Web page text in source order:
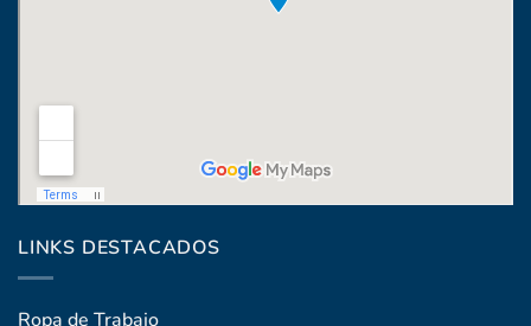
LINKS DESTACADOS
Ropa de Trabajo